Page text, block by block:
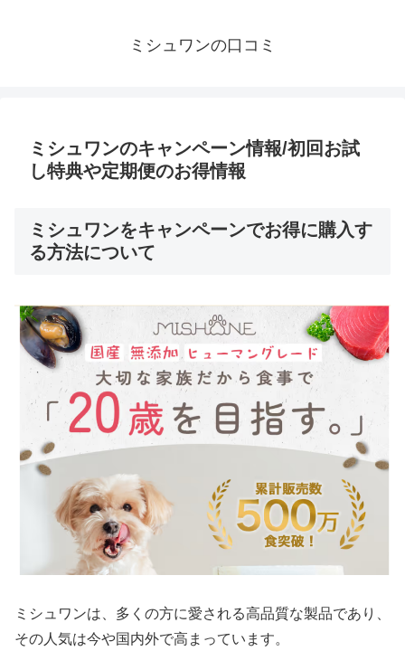
ミシュワンの口コミ
ミシュワンのキャンペーン情報/初回お試
し特典や定期便のお得情報
ミシュワンをキャンペーンでお得に購入す
る方法について
ミシュワンは、多くの方に愛される高品質な製品であり、
その人気は今や国内外で高まっています。